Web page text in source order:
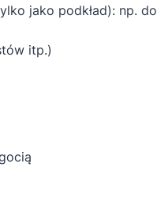
jako podkład): np.
itp.)